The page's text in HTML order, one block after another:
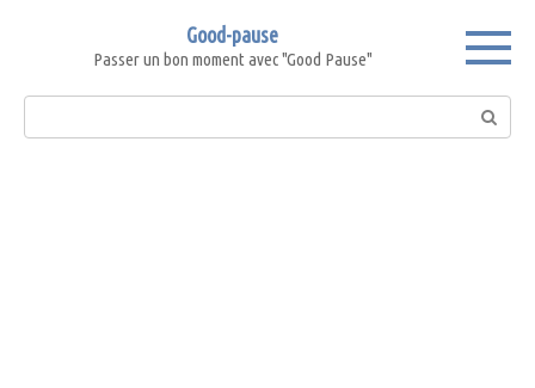
Good-pause
Passer un bon moment avec "Good Pause"
Search: